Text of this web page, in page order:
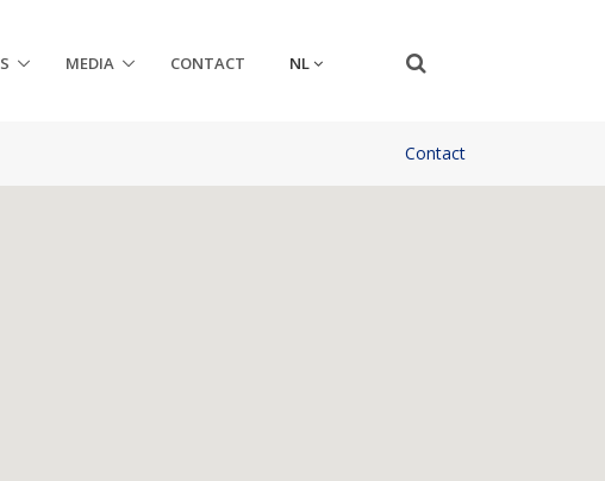
MEDIA CONTACT NL
Contact